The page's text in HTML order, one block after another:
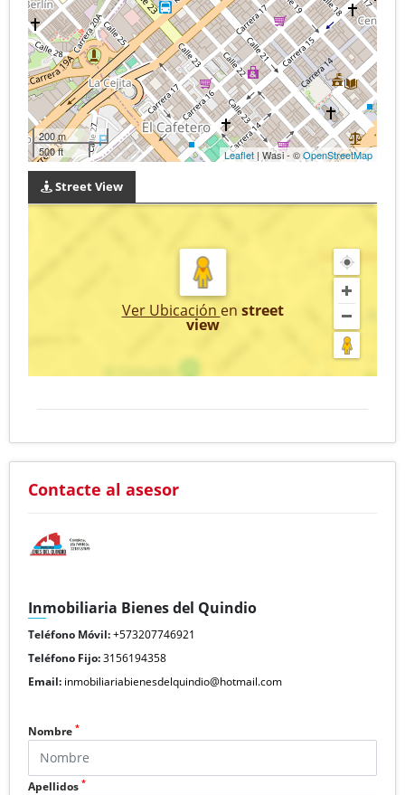
200 m
500 ft
Leaflet | Wasi - ©OpenStreetMap
Street View
Ver Ubicación en street
view
Contacte al asesor
Inmobiliaria Bienes del Quindio
Teléfono Móvil:+573207746921
Teléfono Fijo:3156194358
Email: inmobiliariabienesdelquindio@hotmail.com
Nombre *
Apellidos *